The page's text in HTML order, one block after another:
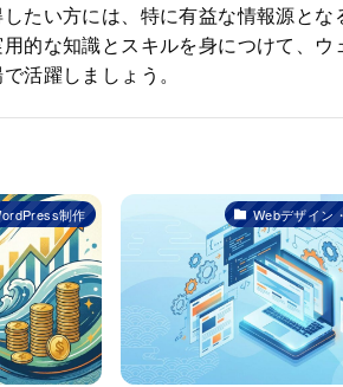
したい方には、特に有益な情報源とな
的な知識とスキルを身につけて、ウ
活躍しましょう。
制作 Webデザイン